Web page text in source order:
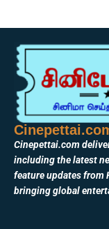
Cinepettai.com
including the latest
feature updates from
bringing global